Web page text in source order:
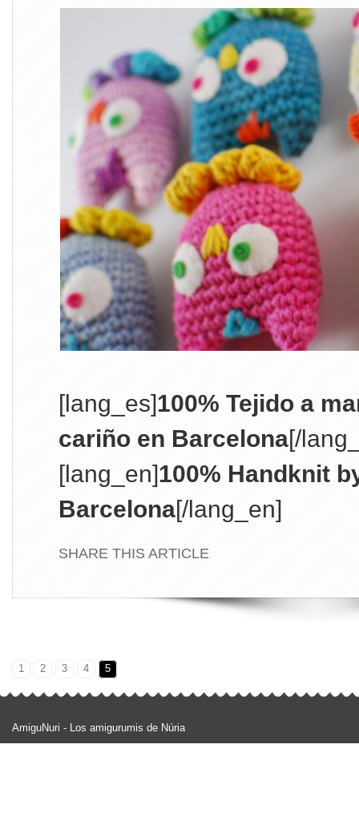
[lang_es]100% Tejido a
cariño en Barcelona[/
[lang_en]100% Handknit
Barcelona[/lang_en]
SHARE THIS ARTICLE
1 2 3 4 5
AmiguNuri - Los amigurumis de Núria